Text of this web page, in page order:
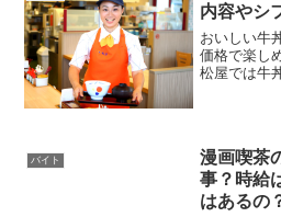
内容やシ
おいしい牛
価格で楽し
松屋では牛
バイト
漫画喫茶
事？時給
はあるの